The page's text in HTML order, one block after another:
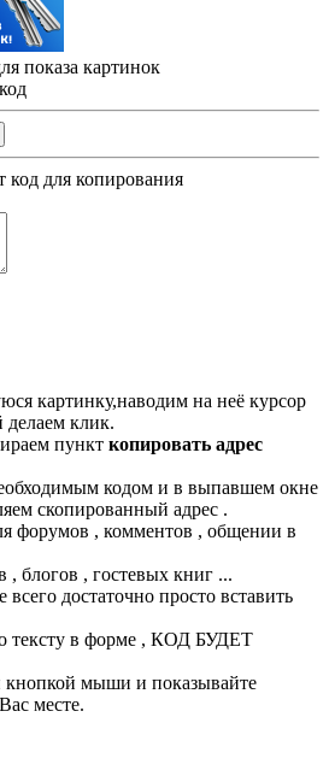
показа картинок
код для копирования
картинку,наводим на неё курсор
клик.
пункт копировать адрес
кодом и в выпавшем окне
скопированный адрес .
форумов , комментов , общении в
, блогов , гостевых книг ...
достаточно просто вставить
тексту в форме , КОД БУДЕТ
кнопкой мыши и показывайте
месте.